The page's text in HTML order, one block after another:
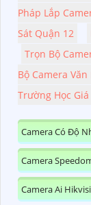
Pháp Lắp
Sát Quận 12
Trọn Bộ
Bộ Camera
Trường Học Giá
Camera Có Độ
Camera
Camera Ai